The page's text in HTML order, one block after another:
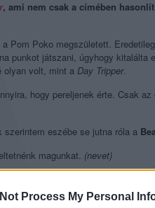
Process My Personal
, ami nem csak a címében hasonlít
Pom Poko megszületett.
punkot játszani, úgyhogy kitalálta
olyan volt, mint a Day Tripper.
hogy pereljenek érte. Csak
eszébe se jutna róla a
magunkat. (nevet)
hogy több Nintendo-hatás
címe, aCheaterpéldául Waluigi